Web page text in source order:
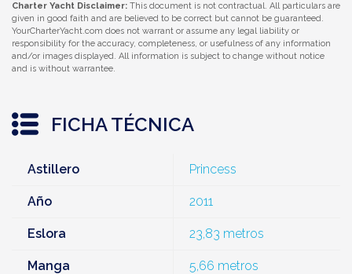
Charter Yacht Disclaimer: This document is not contractual. All particulars are
given in good faith and are believed to be correct but cannot be guaranteed.
YourCharterYacht.com does not warrant or assume any legal liability or
responsibility for the accuracy, completeness, or usefulness of any information
and/or images displayed. All information is subject to change without notice
and is without warrantee.
FICHA TÉCNICA
Astillero Princess
Año 2011
Eslora 23,83 metros
Manga 5,66 metros